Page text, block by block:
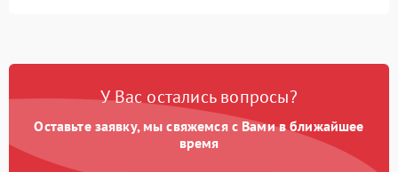
Сеть и подключения
Аудио
У Вас остались вопросы?
Оставьте заявку, мы свяжемся с Вами в ближайшее
время